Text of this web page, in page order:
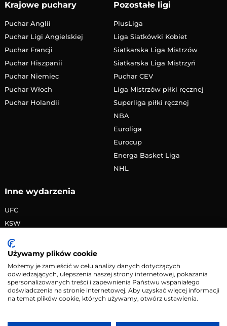
Krajowe puchary
Puchar Anglii
Puchar Ligi Angielskiej
Puchar Francji
Puchar Hiszpanii
Puchar Niemiec
Puchar Włoch
Puchar Holandii
Pozostałe ligi
PlusLiga
Liga Siatkówki Kobiet
Siatkarska Liga Mistrzów
Siatkarska Liga Mistrzyń
Puchar CEV
Liga Mistrzów piłki ręcznej
Superliga piłki ręcznej
NBA
Euroliga
Eurocup
Energa Basket Liga
NHL
Inne wydarzenia
UFC
KSW
PRIME MMA
Żużlowa Ekstraliga
Speedway Grand Prix
Skoki narciarskie
Używamy plików cookie
Możemy je zamieścić w celu analizy danych dotyczących
odwiedzających, ulepszenia naszej strony internetowej, pokazania
spersonalizowanych treści i zapewnienia Państwu wspaniałego
doświadczenia na stronie internetowej. Aby uzyskać więcej informacji
na temat plików cookie, których używamy, otwórz ustawienia.